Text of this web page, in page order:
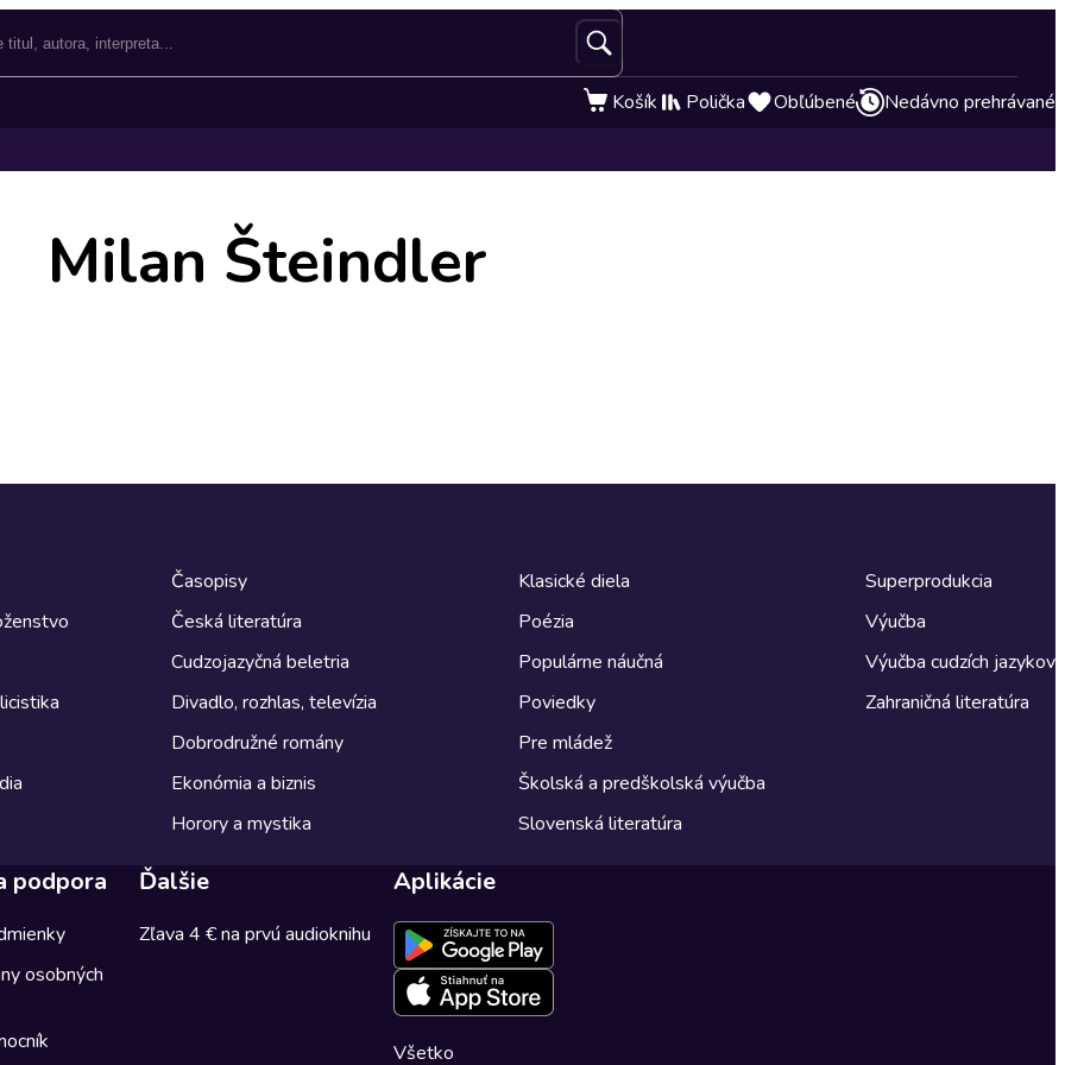
Košík Polička Obľúbené Nedávno prehrávané
Milan Šteindler
Časopisy
Česká literatúra
Cudzojazyčná beletria
Divadlo, rozhlas, televízia
Dobrodružné romány
Ekonómia a biznis
Horory a mystika
Klasické diela
Poézia
Populárne náučná
Poviedky
Pre mládež
Školská a predškolská výučba
Slovenská literatúra
Superprodukcia
Výučba
Výučba cudzích jazykov
Zahraničná literatúra
podpora
osobných
Ďalšie
Zľava 4 € na prvú audioknihu
Aplikácie
Všetko